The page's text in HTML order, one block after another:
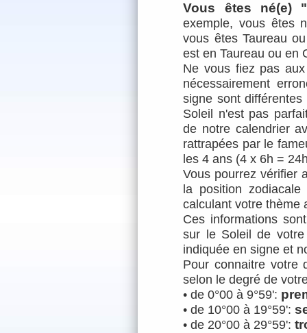
Vous êtes né(e)
exemple, vous êtes
vous êtes Taureau
est en Taureau ou en
Ne vous fiez pas
nécessairement
signe sont
Soleil n'est pas
de notre calendrier
rattrapées par le
les 4 ans (4 x 6h =
Vous pourrez vérifier
la position
calculant votrethème
Ces informations
sur le Soleil de
indiquée en signe et
Pour connaitre votre
selon le degré de
• de 0°00 à 9°59':
• de 10°00 à 19°59':
• de 20°00 à 29°59':